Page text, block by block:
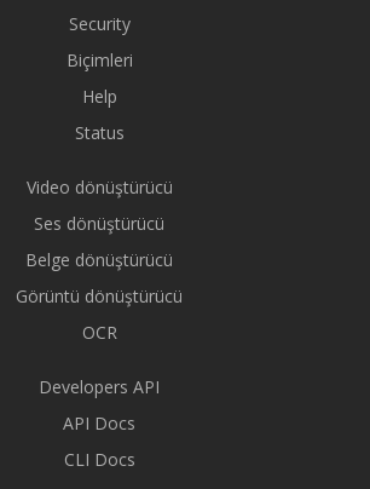
Security
Biçimleri
Help
Status
Video dönüştürücü
Ses dönüştürücü
Belge dönüştürücü
Görüntü dönüştürücü
OCR
Developers API
API Docs
CLI Docs